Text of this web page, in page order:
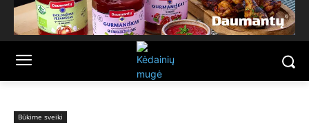
Būkime sveiki